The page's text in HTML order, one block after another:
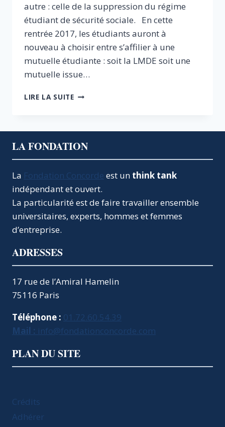
autre : celle de la suppression du régime
étudiant de sécurité sociale. En cette
rentrée 2017, les étudiants auront à
nouveau à choisir entre s’affilier à une
mutuelle étudiante : soit la LMDE soit une
mutuelle issue…
LIRE LA SUITEMUTUELLES
À
UN
NÉFASTE
LA FONDATION
La Fondation Concorde est un think tank
indépendant et ouvert.
La particularité est de faire travailler ensemble
universitaires, experts, hommes et femmes
d’entreprise.
ADRESSES
17 rue de l’Amiral Hamelin
75116 Paris
Téléphone : 01.72.60.54.39
Mail : info@fondationconcorde.com
PLAN DU SITE
Crédits
Adhérer